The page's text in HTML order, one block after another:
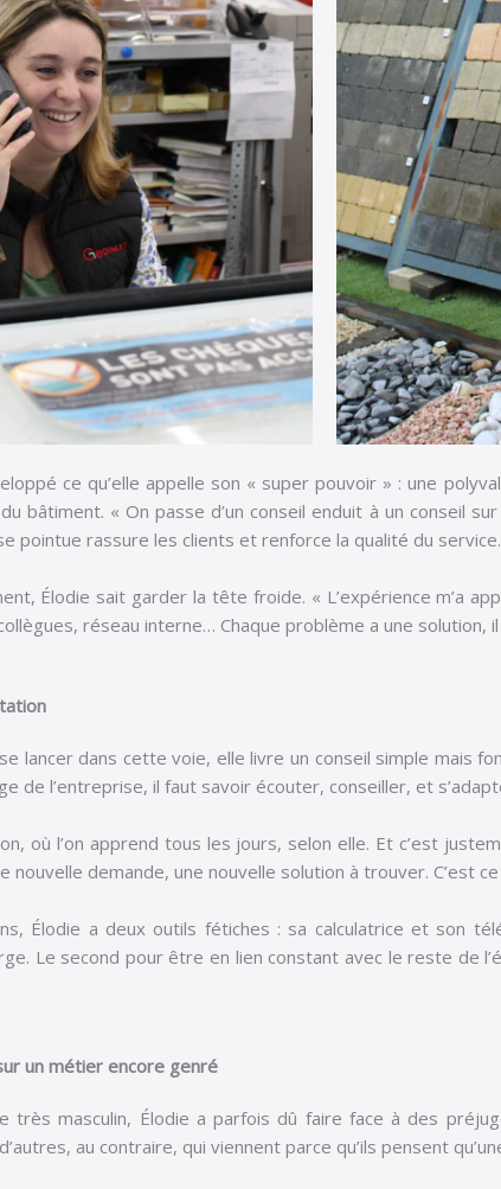
ce qu’elle appelle son « super pouvoir » : une
bâtiment. « On passe d’un conseil enduit à un conseil
pointue rassure les clients et renforce la qualité du service.
Élodie sait garder la tête froide. « L’expérience m’a
réseau interne… Chaque problème a une
lancer dans cette voie, elle livre un conseil simple mais
de l’entreprise, il faut savoir écouter, conseiller, et
où l’on apprend tous les jours, selon elle. Et c’est
nouvelle demande, une nouvelle solution à trouver. C’est
Élodie a deux outils fétiches : sa calculatrice et son
Le second pour être en lien constant avec le reste de
un métier encore genré
très masculin, Élodie a parfois dû faire face à des
au contraire, qui viennent parce qu’ils pensent